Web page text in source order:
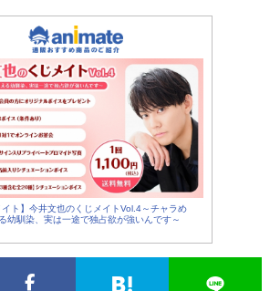
イト】今井文也のくじメイトVol.4～チャラめ
幼馴染、実は一途で独占欲が強いんです～